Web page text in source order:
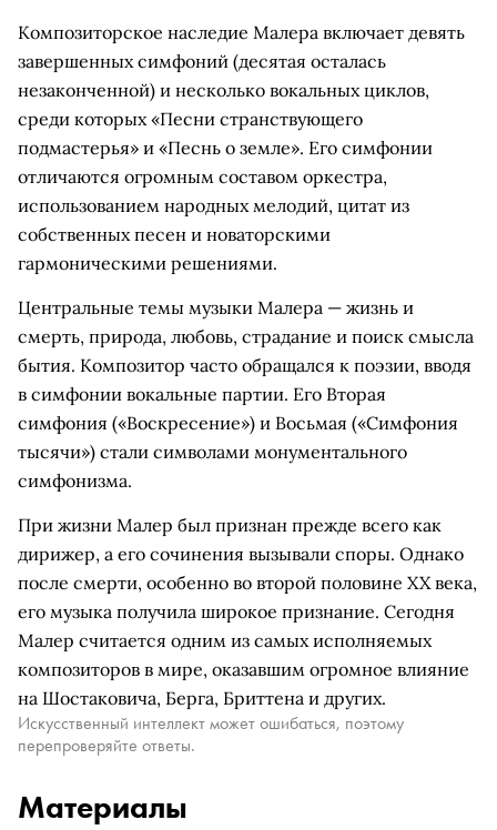
Композиторское наследие Малера включает девять
завершенных симфоний (десятая осталась
незаконченной) и несколько вокальных циклов,
среди которых «Песни странствующего
подмастерья» и «Песнь о земле». Его симфонии
отличаются огромным составом оркестра,
использованием народных мелодий, цитат из
собственных песен и новаторскими
гармоническими решениями.
Центральные темы музыки Малера — жизнь и
смерть, природа, любовь, страдание и поиск смысла
бытия. Композитор часто обращался к поэзии, вводя
в симфонии вокальные партии. Его Вторая
симфония («Воскресение») и Восьмая («Симфония
тысячи») стали символами монументального
симфонизма.
При жизни Малер был признан прежде всего как
дирижер, а его сочинения вызывали споры. Однако
после смерти, особенно во второй половине XX века,
его музыка получила широкое признание. Сегодня
Малер считается одним из самых исполняемых
композиторов в мире, оказавшим огромное влияние
на Шостаковича, Берга, Бриттена и других.
Искусственный интеллект может ошибаться, поэтому
перепроверяйте ответы.
Материалы